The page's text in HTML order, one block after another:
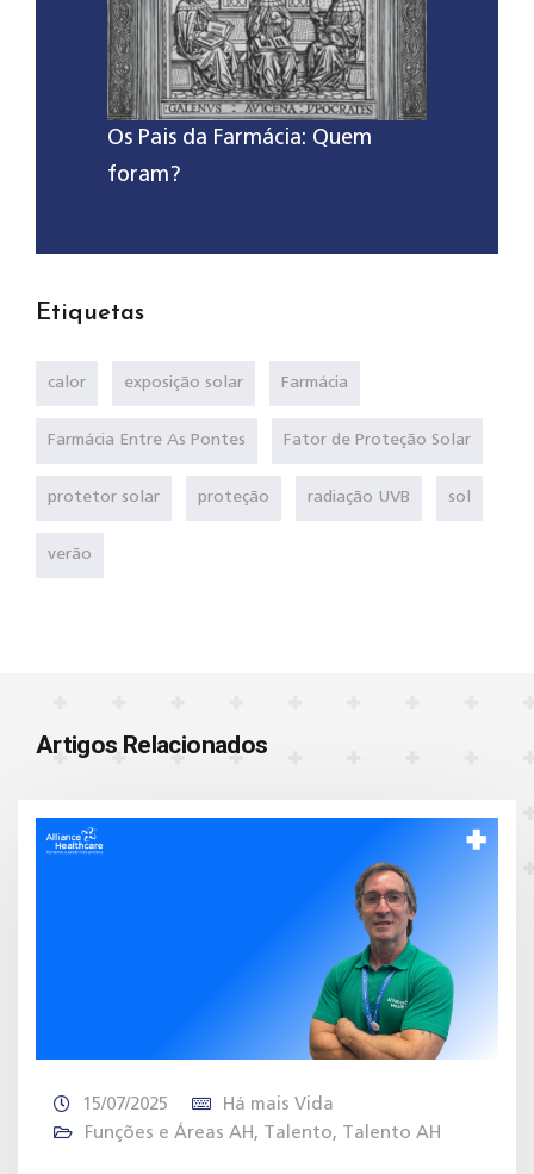
Os Pais da Farmácia: Quem
foram?
Etiquetas
calor exposição solar Farmácia
Farmácia Entre As Pontes Fator de Proteção Solar
protetor solar proteção radiação UVB sol
verão
Artigos Relacionados
15/07/2025
Há mais Vida
Funções e Áreas AH , Talento, Talento AH